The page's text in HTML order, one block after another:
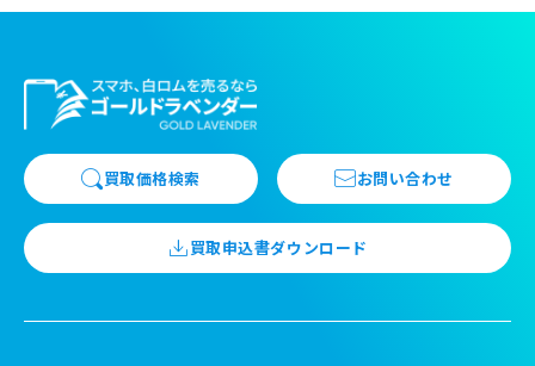
買取価格検索 お問い合わせ
買取申込書ダウンロード